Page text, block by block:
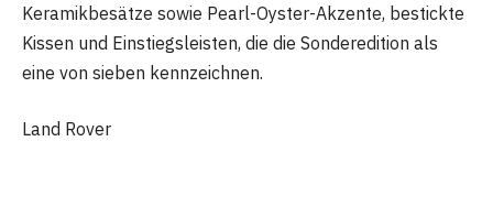
Keramikbesätze sowie Pearl-Oyster-Akzente, bestickte
Kissen und Einstiegsleisten, die die Sonderedition als
eine von sieben kennzeichnen.
Land Rover